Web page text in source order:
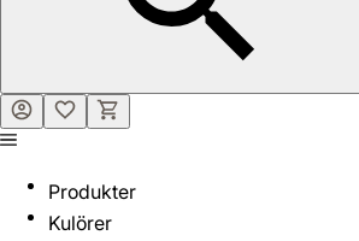
Produkter
Kulörer